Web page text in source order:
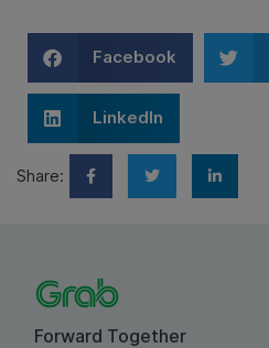
Facebook
LinkedIn
Share:
Forward Together